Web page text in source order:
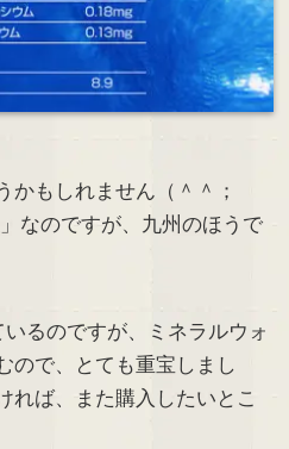
かもしれません（＾＾；
なのですが、九州のほうで
るのですが、ミネラルウォ
ので、とても重宝しまし
れば、また購入したいとこ